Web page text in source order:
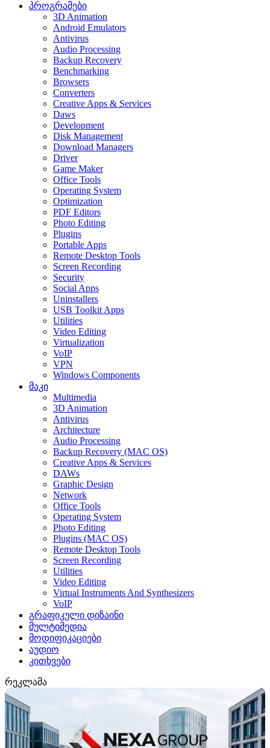
პროგრამები
3D Animation
Android Emulators
Antivirus
Audio Processing
Backup Recovery
Benchmarking
Browsers
Converters
Creative Apps & Services
Daws
Development
Disk Management
Download Managers
Driver
Game Maker
Office Tools
Operating System
Optimization
PDF Editors
Photo Editing
Plugins
Portable Apps
Remote Desktop Tools
Screen Recording
Security
Social Apps
Uninstallers
USB Toolkit Apps
Utilities
Video Editing
Virtualization
VoIP
VPN
Windows Components
მაკი
Multimedia
3D Animation
Antivirus
Architecture
Audio Processing
Backup Recovery (MAC OS)
Creative Apps & Services
DAWs
Graphic Design
Network
Office Tools
Operating System
Photo Editing
Plugins (MAC OS)
Remote Desktop Tools
Screen Recording
Utilities
Video Editing
Virtual Instruments And Synthesizers
VoIP
გრაფიკული დიზაინი
მულტიმედია
მოდიფიკაციები
აუდიო
კითხვები
რეკლამა